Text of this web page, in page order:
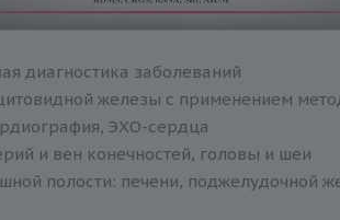
диагностика заболеваний
железы с применением
ЭХО-сердца
и вен конечностей, головы и шеи
полости: печени, поджелудочной